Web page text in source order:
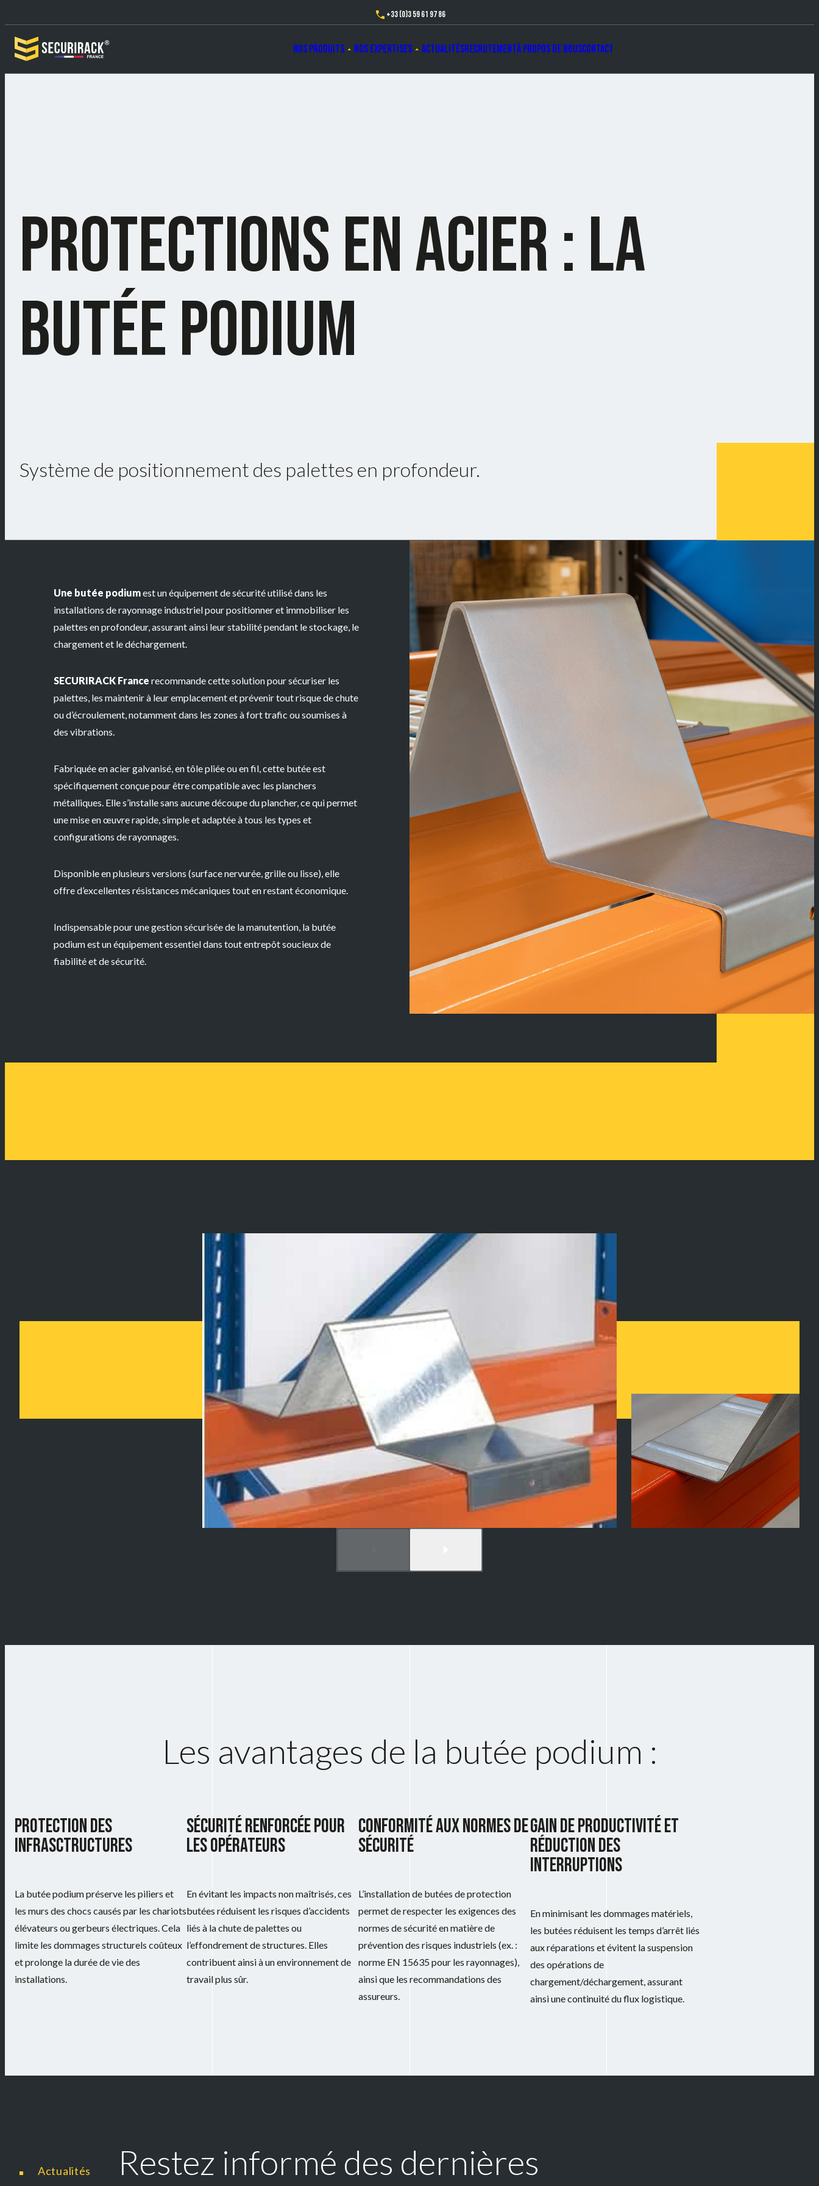
+33 (0)3 59 61 97 86
Nos produits Nos expertises ActualitésRecrutementÀ propos de nousContact
PROTECTIONS EN ACIER : LA
BUTÉE PODIUM
Système de positionnement des palettes en profondeur.
Une butée podiumest un équipement de sécurité utilisé dans les
installations de rayonnage industriel pourpositionner et immobiliser les
palettes en profondeur, assurant ainsi leur stabilité pendant le stockage, le
chargement et le déchargement.
SECURIRACK France recommande cette solution poursécuriser les
palettes, les maintenir à leur emplacementetprévenir tout risque de chute
ou d’écroulement, notamment dans les zones à fort trafic ou soumises à
des vibrations.
Fabriquée enacier galvanisé,entôle pliée ou en fil, cette butée est
spécifiquement conçue pour être compatible avec les planchers
métalliques. Elle s’installesans aucune découpe du plancher, ce qui permet
une mise en œuvrerapide, simpleet adaptée à tous les types et
configurations de rayonnages.
Disponible en plusieurs versions (surfacenervurée,grilleou lisse), elle
offre d’excellentes résistances mécaniques tout en restantéconomique.
Indispensable pour une gestion sécurisée de la manutention, la butée
podium est un équipement essentiel dans tout entrepôt soucieux de
fiabilité et de sécurité.
Les avantages de la butée podium :
PROTECTION DES
INFRASCTRUCTURES
La butée podium préserve les piliers et
les murs des chocs causés par les chariots
élévateurs ou gerbeurs électriques. Cela
limite les dommages structurels coûteux
et prolonge la durée de vie des
installations.
SÉCURITÉ RENFORCÉE POUR
LES OPÉRATEURS
En évitant les impacts non maîtrisés, ces
butées réduisent les risques d’accidents
liés à la chute de palettes ou
l’effondrement de structures. Elles
contribuent ainsi à un environnement de
travail plus sûr.
CONFORMITÉ AUX NORMES DE
SÉCURITÉ
L’installation de butées de protection
permet de respecter les exigences des
normes de sécurité en matière de
prévention des risques industriels (ex. :
norme EN 15635 pour les rayonnages),
ainsi que les recommandations des
assureurs.
GAIN DE PRODUCTIVITÉ ET
RÉDUCTION DES
INTERRUPTIONS
En minimisant les dommages matériels,
les butées réduisent les temps d’arrêt liés
aux réparations et évitent la suspension
des opérations de
chargement/déchargement, assurant
ainsi une continuité du flux logistique.
Actualités
Restez informé des dernières